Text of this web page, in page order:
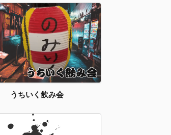
うちいく飲み会